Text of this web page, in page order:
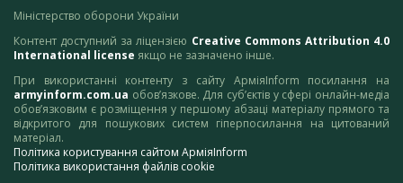
Міністерство оборони України
Контент доступний за ліцензією Creative Commons Attribution 4.0
International license якщо не зазначено інше.
При використанні контенту з сайту АрміяInform посилання на
armyinform.com.ua обов’язкове. Для суб’єктів у сфері онлайн-медіа
обов’язковим є розміщення у першому абзаці матеріалу прямого та
відкритого для пошукових систем гіперпосилання на цитований
матеріал.
Політика користування сайтом АрміяInform
Політика використання файлів cookie